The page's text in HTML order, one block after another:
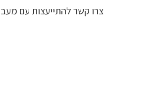
צרו קשר להתייעצות עם